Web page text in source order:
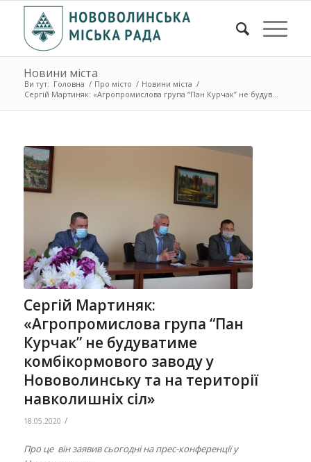
Новини міста
Ви тут: Головна / Про місто / Новини міста /
Сергій Мартиняк: «Агропромислова група “Пан Курчак” не будув...
Сергій Мартиняк:
«Агропромислова група “Пан
Курчак” не будуватиме
комбікормового заводу у
Нововолинську та на території
навколишніх сіл»
18.05.2020 /
Про це він заявив сьогодні на прес-конференції у